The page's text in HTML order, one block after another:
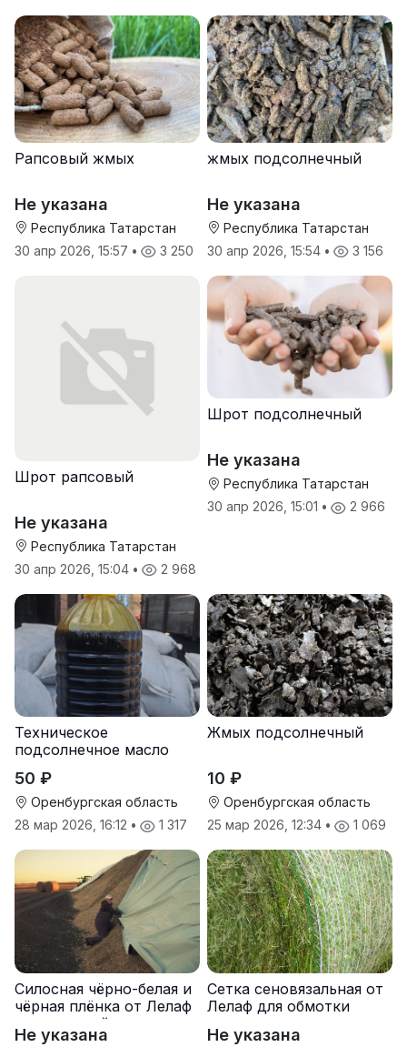
Рапсовый жмых
Не указана
Республика Татарстан
30 апр 2026, 15:57 • 3 250
жмых подсолнечный
Не указана
Республика Татарстан
30 апр 2026, 15:54 • 3 156
Шрот рапсовый
Не указана
Республика Татарстан
30 апр 2026, 15:04 • 2 968
Шрот подсолнечный
Не указана
Республика Татарстан
30 апр 2026, 15:01 • 2 966
Техническое
подсолнечное масло
50 ₽
Оренбургская область
28 мар 2026, 16:12 • 1 317
Жмых подсолнечный
10 ₽
Оренбургская область
25 мар 2026, 12:34 • 1 069
Силосная чёрно-белая и
чёрная плёнка от Лелаф
для траншей и ям
силоса/сенажа
Не указана
Сетка сеновязальная от
Лелаф для обмотки
Не указана